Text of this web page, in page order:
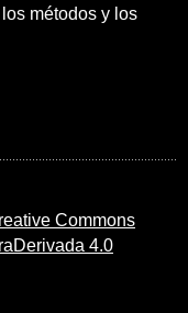
métodos y los
Commons
4.0